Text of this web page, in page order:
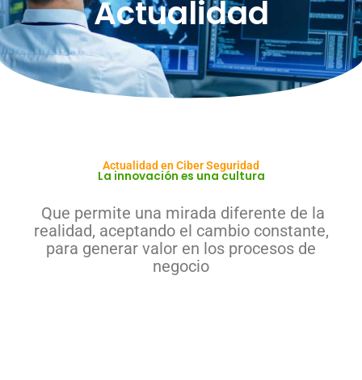
Actualidad
Actualidad en Ciber Seguridad
La innovación es una cultura
Que permite una mirada diferente de la
realidad, aceptando el cambio constante,
para generar valor en los procesos de
negocio